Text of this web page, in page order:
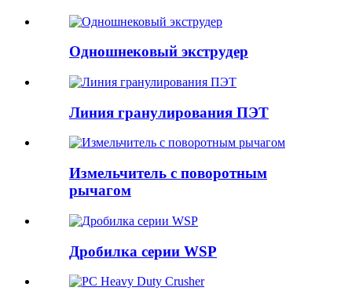
Одношнековый экструдер
Линия гранулирования ПЭТ
Измельчитель с поворотным
рычагом
Дробилка серии WSP